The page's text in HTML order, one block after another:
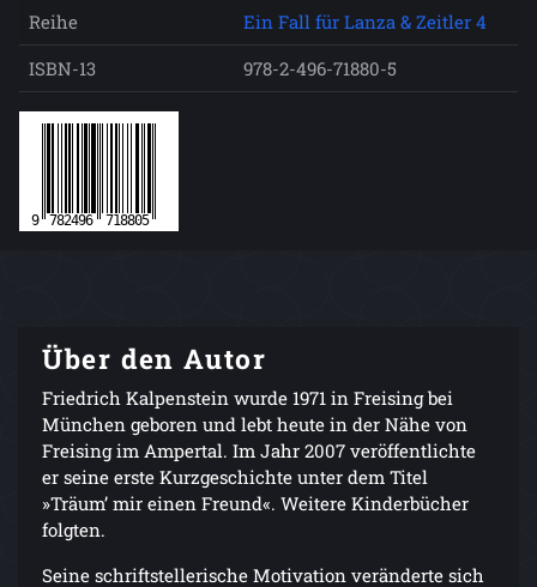
Reihe
Ein Fall für Lanza & Zeitler 4
ISBN-13
978-2-496-71880-5
Über den Autor
Friedrich Kalpenstein wurde 1971 in Freising bei
München geboren und lebt heute in der Nähe von
Freising im Ampertal. Im Jahr 2007 veröffentlichte
er seine erste Kurzgeschichte unter dem Titel
»Träum’ mir einen Freund«. Weitere Kinderbücher
folgten.
Seine schriftstellerische Motivation veränderte sich